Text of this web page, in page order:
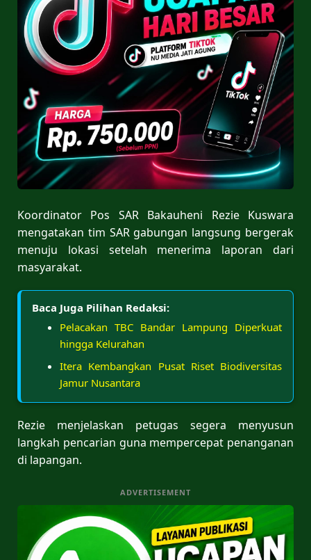
Koordinator Pos SAR Bakauheni Rezie Kuswara
mengatakan tim SAR gabungan langsung bergerak
menuju lokasi setelah menerima laporan dari
masyarakat.
Baca Juga Pilihan Redaksi:
Pelacakan TBC Bandar Lampung Diperkuat
hingga Kelurahan
Itera Kembangkan Pusat Riset Biodiversitas
Jamur Nusantara
Rezie menjelaskan petugas segera menyusun
langkah pencarian guna mempercepat penanganan
di lapangan.
ADVERTISEMENT